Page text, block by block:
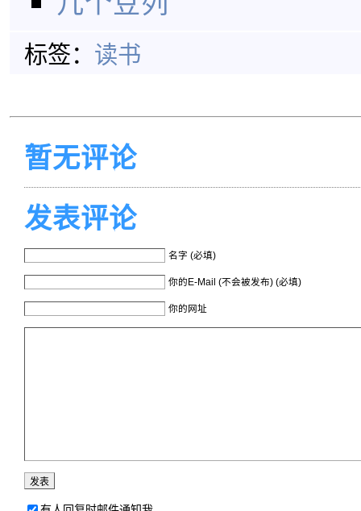
标签： 读书
暂无评论
发表评论
名字 (必填)
你的E-Mail (不会被发布) (必填)
你的网址